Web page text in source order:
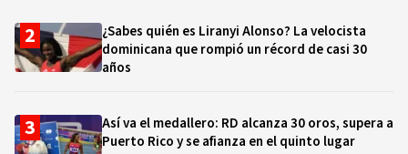
¿Sabes quién es Liranyi Alonso? La velocista
dominicana que rompió un récord de casi 30
años
Así va el medallero: RD alcanza 30 oros, supera a
Puerto Rico y se afianza en el quinto lugar